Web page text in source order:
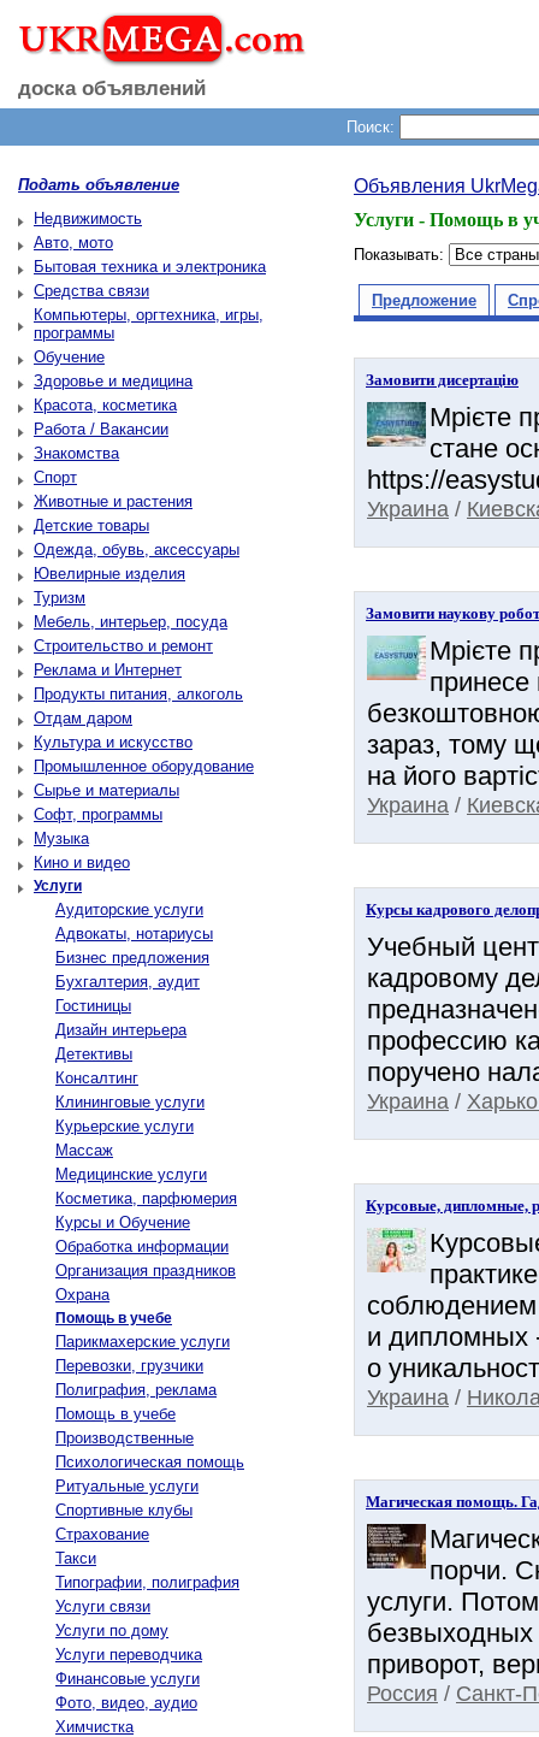
доска объявлений
Поиск:
Подать объявление
Недвижимость
Авто, мото
Бытовая техника и электроника
Средства связи
Компьютеры, оргтехника, игры,
программы
Обучение
Здоровье и медицина
Красота, косметика
Работа / Вакансии
Знакомства
Спорт
Животные и растения
Детские товары
Одежда, обувь, аксессуары
Ювелирные изделия
Туризм
Мебель, интерьер, посуда
Строительство и ремонт
Реклама и Интернет
Продукты питания, алкоголь
Отдам даром
Культура и искусство
Промышленное оборудование
Сырье и материалы
Софт, программы
Музыка
Кино и видео
Услуги
Аудиторские услуги
Адвокаты, нотариусы
Бизнес предложения
Бухгалтерия, аудит
Гостиницы
Дизайн интерьера
Детективы
Консалтинг
Клининговые услуги
Курьерские услуги
Массаж
Медицинские услуги
Косметика, парфюмерия
Курсы и Обучение
Обработка информации
Организация праздников
Охрана
Помощь в учебе
Парикмахерские услуги
Перевозки, грузчики
Полиграфия, реклама
Помощь в учебе
Производственные
Психологическая помощь
Ритуальные услуги
Спортивные клубы
Страхование
Такси
Типографии, полиграфия
Услуги связи
Услуги по дому
Услуги переводчика
Финансовые услуги
Фото, видео, аудио
Химчистка
Объявления
Услуги - Помощь в
Показывать:
Предложение
Замовити дисертацію
Мрієте
стане
https://
Украина /
Замовити наукову
Мрієте
принесе
зараз, тому
на його
Украина /
Курсы кадрового
Учебный
кадровому
профессию
поручено
Украина /
Курсовые, дипломные,
и дипломных
о
Украина /
Магическая помощь.
порчи.
услуги.
приворот,
Россия / Санкт-